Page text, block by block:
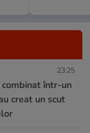
23:25
combinat într-un
creat un scut